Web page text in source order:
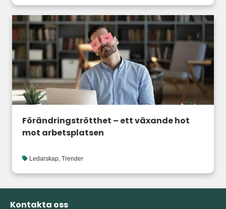
Förändringströtthet – ett växande hot
mot arbetsplatsen
Ledarskap, Trender
Kontakta oss